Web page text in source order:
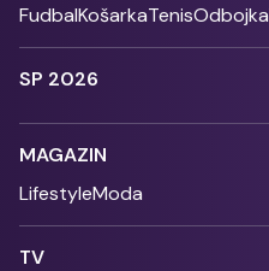
FudbalKošarkaTenisOdbojka
SP 2026
MAGAZIN
LifestyleModa
TV